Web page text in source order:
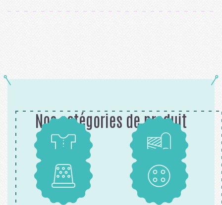
Nos catégories de produit
Patrons Tissus
Mercerie Boutons